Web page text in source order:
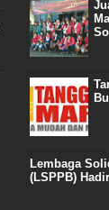
Lembaga
(LSPPB)